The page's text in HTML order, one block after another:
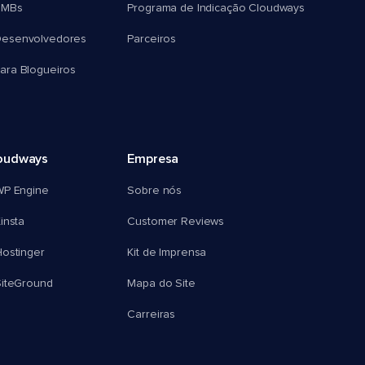
Blogueiros
Programa de Indicação Cloudways
Parceiros
Engine
Empresa
Sobre nós
Customer Reviews
Kit de Imprensa
Mapa do Site
Carreiras